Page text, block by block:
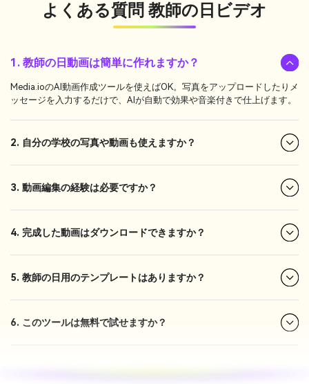
よくある質問 教師の日ビデオ
1. 教師の日動画は簡単に作れますか？
Media.ioのAI動画作成ツールを使えばOK。写真をアップロードしたりメ
ッセージを入力するだけで、AIが自動で効果や音楽付きで仕上げます。
2. 自分の学校の写真や動画も使えますか？
3. 動画編集の経験は必要ですか？
4. 完成した動画はダウンロードできますか？
5. 教師の日用のテンプレートはありますか？
6. このツールは無料で試せますか？